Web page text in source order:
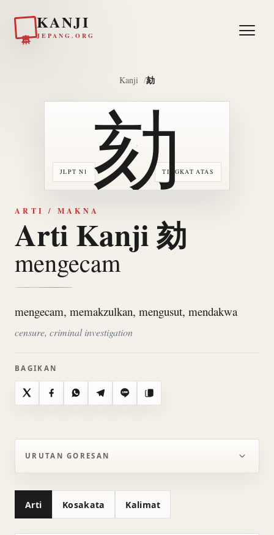
KANJI
JEPANG.ORG
Kanji 劾
JLPT N1 TINGKAT ATAS
劾
ARTI / MAKNA
Arti Kanji 劾
mengecam
mengecam, memakzulkan, mengusut, mendakwa
censure, criminal investigation
BAGIKAN
X FacebookWhatsAppTelegramLine Salin
URUTAN GORESAN
Arti Kosakata Kalimat